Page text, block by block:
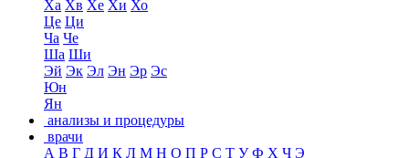
Ха Хв Хе Хи Хо
Це Ци
Ча Че
Ша Ши
Эй Эк Эл Эн Эр Эс
Юн
Ян
анализы и процедуры
врачи
А В Г Д И К Л М Н О П Р С Т У Ф Х Ч Э